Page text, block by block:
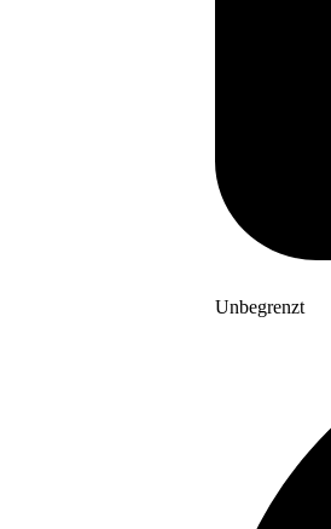
Unbegrenzt